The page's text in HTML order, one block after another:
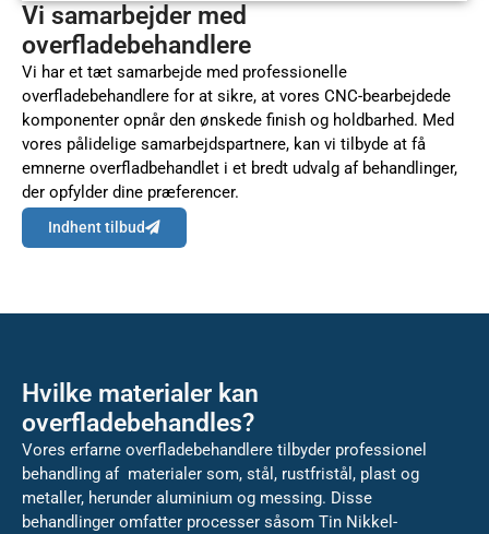
Vi samarbejder med
overfladebehandlere
Vi har et tæt samarbejde med professionelle
overfladebehandlere for at sikre, at vores CNC-bearbejdede
komponenter opnår den ønskede finish og holdbarhed. Med
vores pålidelige samarbejdspartnere, kan vi tilbyde at få
emnerne overfladbehandlet i et bredt udvalg af behandlinger,
der opfylder dine præferencer.
Indhent tilbud
Hvilke materialer kan
overfladebehandles?
Vores erfarne overfladebehandlere tilbyder professionel
behandling af materialer som, stål, rustfristål, plast og
metaller, herunder aluminium og messing. Disse
behandlinger omfatter processer såsom Tin Nikkel-